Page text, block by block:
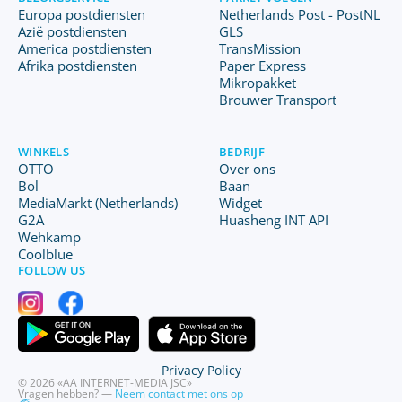
Europa postdiensten
Azië postdiensten
America postdiensten
Afrika postdiensten
Netherlands Post - PostNL
GLS
TransMission
Paper Express
Mikropakket
Brouwer Transport
WINKELS
OTTO
Bol
MediaMarkt (Netherlands)
G2A
Wehkamp
Coolblue
BEDRIJF
Over ons
Baan
Widget
Huasheng INT API
FOLLOW US
© 2026 «AA INTERNET-MEDIA JSC»
Vragen hebben? — Neem contact met ons op
Privacy Policy